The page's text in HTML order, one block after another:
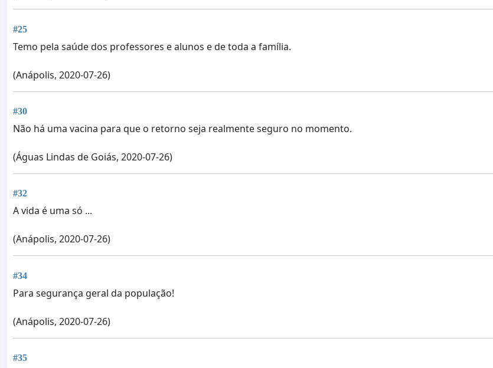
#25
Temo pela saúde dos professores e alunos e de toda a família.
(Anápolis, 2020-07-26)
#30
Não há uma vacina para que o retorno seja realmente seguro no momento.
(Águas Lindas de Goiás, 2020-07-26)
#32
A vida é uma só ...
(Anápolis, 2020-07-26)
#34
Para segurança geral da população!
(Anápolis, 2020-07-26)
#35